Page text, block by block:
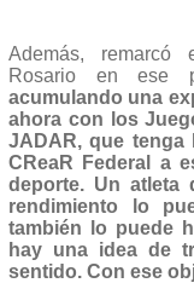
Además, remarcó
Rosario en ese
acumulando una
ahora con los
JADAR, que tenga
CReaR Federal a
deporte. Un atleta
rendimiento lo
también lo puede
hay una idea de
sentido. Con ese